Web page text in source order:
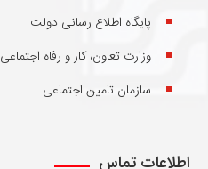
پایگاه اطلاع رسانی دولت
وزارت تعاون، کار و رفاه اجتماعی
سازمان تامین اجتماعی